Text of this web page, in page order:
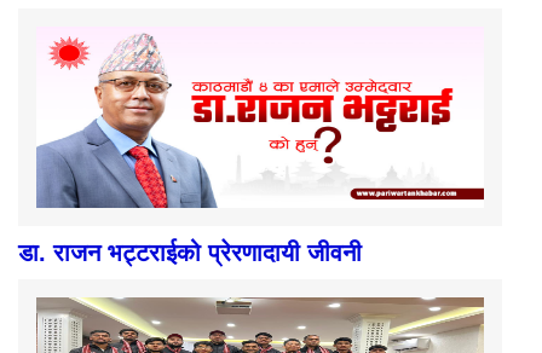
डा. राजन भट्टराईको प्रेरणादायी जीवनी